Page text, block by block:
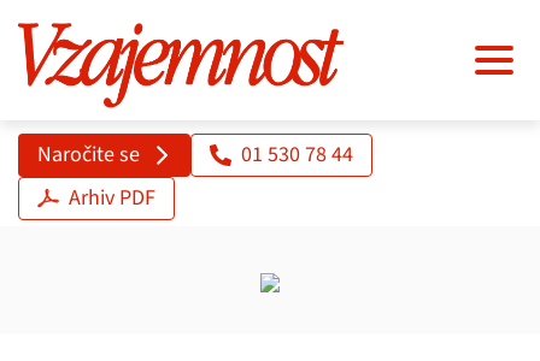
Naročite se
01 530 78 44
Arhiv PDF